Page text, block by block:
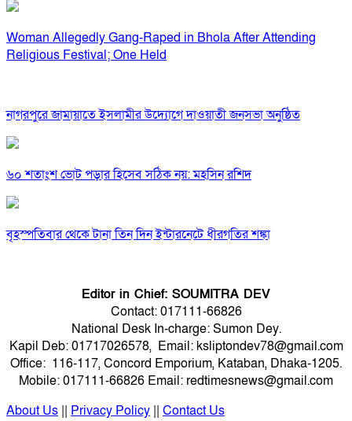
Woman Allegedly Gang-Raped in Bhola After Attending
Religious Festival; One Held
নাগরপুরে জামায়াতে ইসলামীর উদ্যোগে দাওয়াতী জনসভা অনুষ্ঠিত
৬০ শতাংশ ভোট পড়ার হিসেব সঠিক নয়: মহসিন রশিদ
বৃহস্পতিবার থেকে টানা তিন দিন ইন্টারনেটে ধীরগতির শঙ্কা
Editor in Chief: SOUMITRA DEV
Contact: 017111-66826
National Desk In-charge: Sumon Dey.
Kapil Deb: 01717026578, Email: ksliptondev78@gmail.com
Office: 116-117, Concord Emporium, Kataban, Dhaka-1205.
Mobile: 017111-66826 Email: redtimesnews@gmail.com
About Us || Privacy Policy || Contact Us